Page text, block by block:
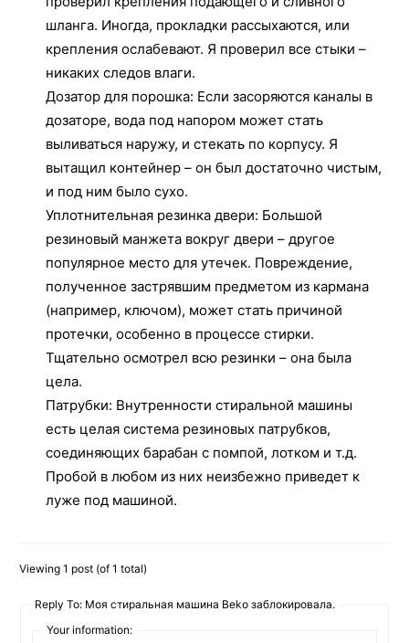
шланга. Иногда, прокладки рассыхаются, или
крепления ослабевают. Я проверил все стыки –
никаких следов влаги.
Дозатор для порошка: Если засоряются каналы в
дозаторе, вода под напором может стать
выливаться наружу, и стекать по корпусу. Я
вытащил контейнер – он был достаточно чистым,
и под ним было сухо.
Уплотнительная резинка двери: Большой
резиновый манжета вокруг двери – другое
популярное место для утечек. Повреждение,
полученное застрявшим предметом из кармана
(например, ключом), может стать причиной
протечки, особенно в процессе стирки.
Тщательно осмотрел всю резинки – она была
цела.
Патрубки: Внутренности стиральной машины
есть целая система резиновых патрубков,
соединяющих барабан с помпой, лотком и т.д.
Пробой в любом из них неизбежно приведет к
луже под машиной.
Viewing 1 post (of 1 total)
Reply To: Моя стиральная машина Beko заблокировала.
Your information: